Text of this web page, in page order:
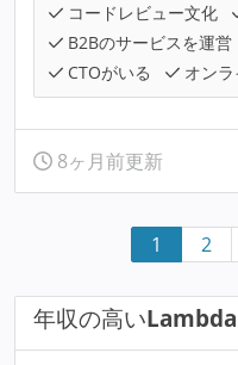
コードレビュー文化
B2Bのサービスを運営
CTOがいる
オン
8ヶ月前更新
1 2
年収の高い